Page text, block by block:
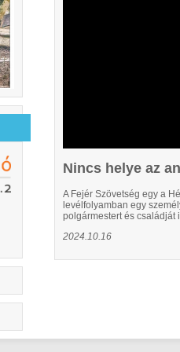
Nincs helye az
A Fejér Szövetség egy a
levélfolyamban egy
polgármestert és családját
2024.10.16